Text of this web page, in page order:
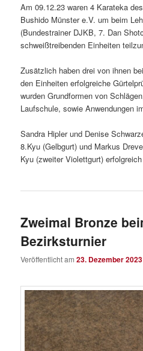
Am 09.12.23 waren 4 Karateka
Bushido Münster e.V. um beim
(Bundestrainer DJKB, 7. Dan
schweißtreibenden Einheiten
Zusätzlich haben drei von ihnen
den Einheiten erfolgreiche
wurden Grundformen von
Laufschule, sowie Anwendungen
Sandra Hipler und Denise
8.Kyu (Gelbgurt) und Markus
Kyu (zweiter Violettgurt)
Zweimal Bronze
Bezirksturnier
Veröffentlicht am23. Dezember 2023